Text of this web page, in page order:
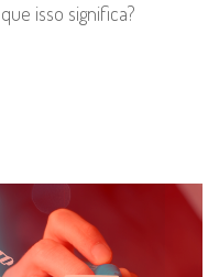
isso significa?